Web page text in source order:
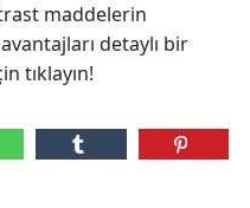
maddelerin
detaylı bir
tıklayın!